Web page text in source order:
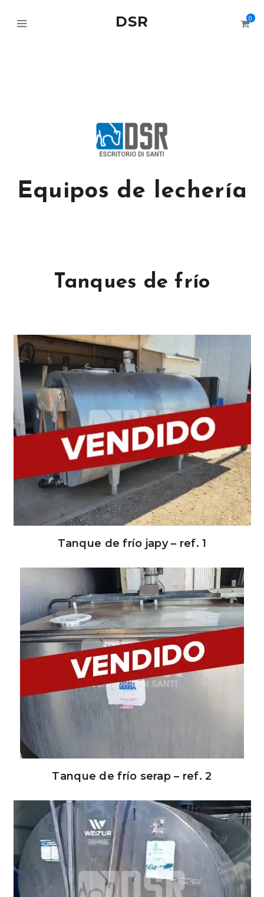
DSR 0
Equipos de lechería
Tanques de frío
Tanque de frío japy – ref. 1
Tanque de frío serap – ref. 2